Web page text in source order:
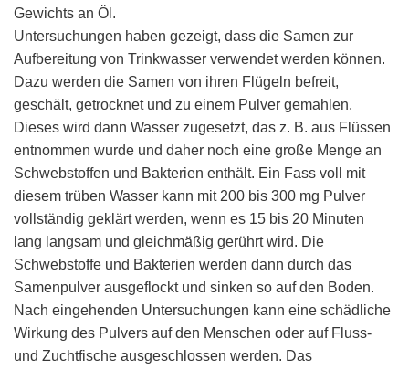
Gewichts an Öl.
Untersuchungen haben gezeigt, dass die Samen zur
Aufbereitung von Trinkwasser verwendet werden können.
Dazu werden die Samen von ihren Flügeln befreit,
geschält, getrocknet und zu einem Pulver gemahlen.
Dieses wird dann Wasser zugesetzt, das z. B. aus Flüssen
entnommen wurde und daher noch eine große Menge an
Schwebstoffen und Bakterien enthält. Ein Fass voll mit
diesem trüben Wasser kann mit 200 bis 300 mg Pulver
vollständig geklärt werden, wenn es 15 bis 20 Minuten
lang langsam und gleichmäßig gerührt wird. Die
Schwebstoffe und Bakterien werden dann durch das
Samenpulver ausgeflockt und sinken so auf den Boden.
Nach eingehenden Untersuchungen kann eine schädliche
Wirkung des Pulvers auf den Menschen oder auf Fluss-
und Zuchtfische ausgeschlossen werden. Das